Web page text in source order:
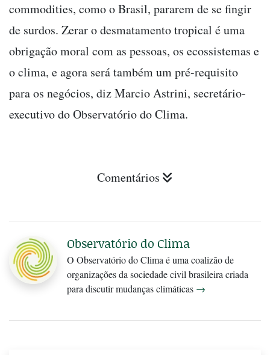
commodities, como o Brasil, pararem de se fingir
de surdos. Zerar o desmatamento tropical é uma
obrigação moral com as pessoas, os ecossistemas e
o clima, e agora será também um pré-requisito
para os negócios, diz Marcio Astrini, secretário-
executivo do Observatório do Clima.
Comentários
Observatório do Clima
O Observatório do Clima é uma coalizão de
organizações da sociedade civil brasileira criada
para discutir mudanças climáticas →